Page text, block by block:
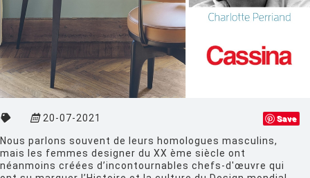
CRASSEVIG
DESALTO
DESIGN HOUSE STOCKHOLM
DRIADE
EDRA
EGO PARIS
EMU
20-07-2021 Save
Nous parlons souvent de leurs homologues masculins,
mais les femmes designer du XX ème siècle ont
néanmoins créées d’incontournables chefs-d'œuvre qui